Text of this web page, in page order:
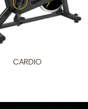
CARDIO